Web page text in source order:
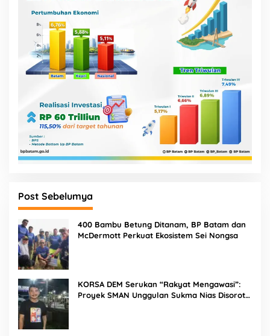
Post Sebelumya
400 Bambu Betung Ditanam, BP Batam dan
McDermott Perkuat Ekosistem Sei Nongsa
KORSA DEM Serukan “Rakyat Mengawasi”:
Proyek SMAN Unggulan Sukma Nias Disorot,